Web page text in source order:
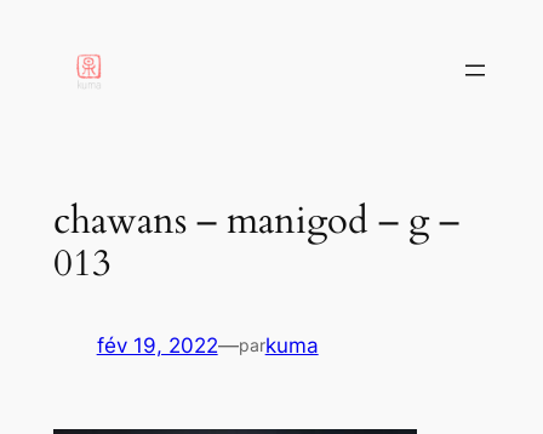
contenu
chawans – manigod – g –
013
fév 19, 2022—parkuma